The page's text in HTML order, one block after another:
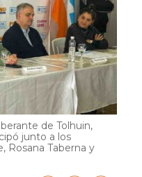
de Tolhuin,
junto a los
Rosana Taberna y